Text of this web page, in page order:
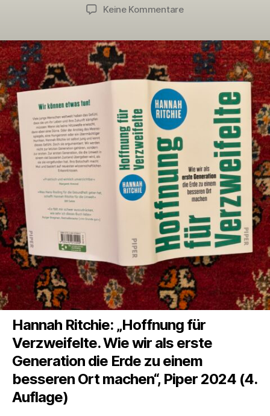
Keine Kommentarezu
Monats
Februar
Hannah Ritchie: „Hoffnung für
Verzweifelte. Wie wir als erste
Generation die Erde zu einem
besseren Ort machen“, Piper 2024 (4.
Auflage)